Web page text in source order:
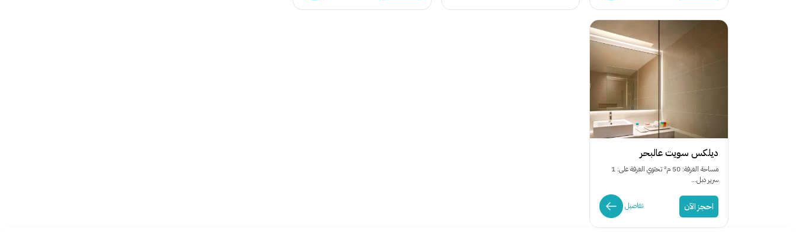
ديلكس سويت عالبحر
مساحة الغرفة: 50 م² تحتوي الغرفة على: 1
سرير دبل...
احجز الآن تفاصيل